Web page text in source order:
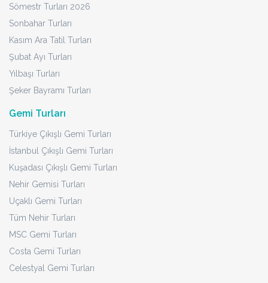
Sömestr Turları 2026
Sonbahar Turları
Kasım Ara Tatil Turları
Şubat Ayı Turları
Yılbaşı Turları
Şeker Bayramı Turları
Gemi Turları
Türkiye Çıkışlı Gemi Turları
İstanbul Çıkışlı Gemi Turları
Kuşadası Çıkışlı Gemi Turları
Nehir Gemisi Turları
Uçaklı Gemi Turları
Tüm Nehir Turları
MSC Gemi Turları
Costa Gemi Turları
Celestyal Gemi Turları